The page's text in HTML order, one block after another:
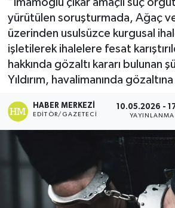
"İmamoğlu çıkar amaçlı suç
yürütülen soruşturmada, Ağaç
üzerinden usulsüzce kurgusal
işletilerek ihalelere fesat
hakkında gözaltı kararı bulunan
Yıldırım, havalimanında gözaltına
HABER MERKEZI
EDITÖR/GAZETECI
10.05.2026 -
YAYINLANMA
Teknoloji
Turizm
Kültür - Sanat
Lider Haber TV Canlı Yayın
Haber Arşivi